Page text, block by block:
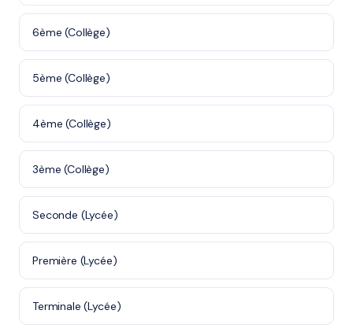
6ème (Collège)
5ème (Collège)
4ème (Collège)
3ème (Collège)
Seconde (Lycée)
Première (Lycée)
Terminale (Lycée)